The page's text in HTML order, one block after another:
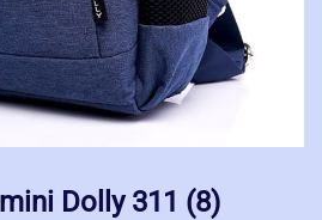
Dolly 311 (8)